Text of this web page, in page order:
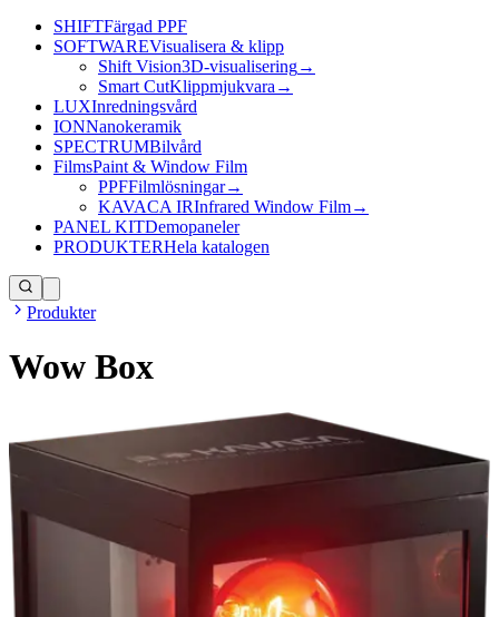
SHIFTFärgad PPF
SOFTWAREVisualisera & klipp
Shift Vision3D-visualisering→
Smart CutKlippmjukvara →
LUXInredningsvård
IONNanokeramik
SPECTRUMBilvård
FilmsPaint & Window Film
PPFFilmlösningar→
KAVACA IRInfrared Window Film→
PANEL KITDemopaneler
PRODUKTERHela katalogen
Produkter
Wow Box